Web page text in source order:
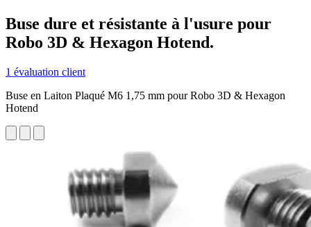
Buse dure et résistante à l'usure pour
Robo 3D & Hexagon Hotend.
1 évaluation client
Buse en Laiton Plaqué M6 1,75 mm pour Robo 3D & Hexagon
Hotend